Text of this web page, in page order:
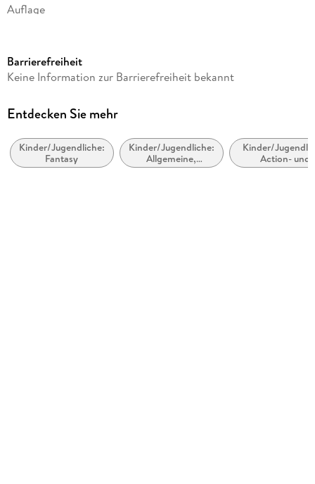
Auflage
Dateigröße
Laufzeit
Altersempfehlung
ab 8 Jahre
Barrierefreiheit
Keine Information zur Barrierefreiheit bekannt
Entdecken Sie mehr
Kinder/Jugendliche:
Fantasy
Kinder/Jugendliche:
Allgemeine,
moderne und
Kinder/
Action- und